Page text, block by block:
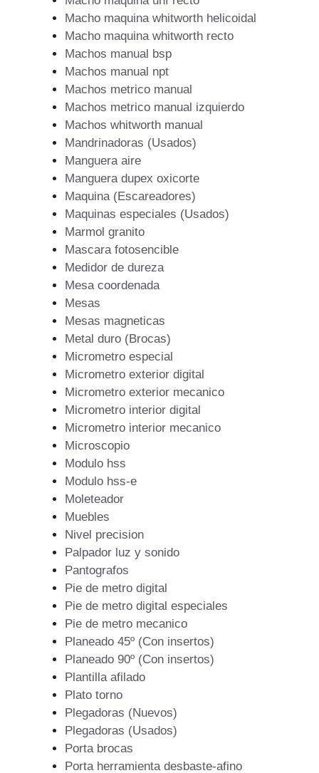
Macho maquina whitworth helicoidal
Macho maquina whitworth recto
Machos manual bsp
Machos manual npt
Machos metrico manual
Machos metrico manual izquierdo
Machos whitworth manual
Mandrinadoras (Usados)
Manguera aire
Manguera dupex oxicorte
Maquina (Escareadores)
Maquinas especiales (Usados)
Marmol granito
Mascara fotosencible
Medidor de dureza
Mesa coordenada
Mesas
Mesas magneticas
Metal duro (Brocas)
Micrometro especial
Micrometro exterior digital
Micrometro exterior mecanico
Micrometro interior digital
Micrometro interior mecanico
Microscopio
Modulo hss
Modulo hss-e
Moleteador
Muebles
Nivel precision
Palpador luz y sonido
Pantografos
Pie de metro digital
Pie de metro digital especiales
Pie de metro mecanico
Planeado 45º (Con insertos)
Planeado 90º (Con insertos)
Plantilla afilado
Plato torno
Plegadoras (Nuevos)
Plegadoras (Usados)
Porta brocas
Porta herramienta desbaste-afino